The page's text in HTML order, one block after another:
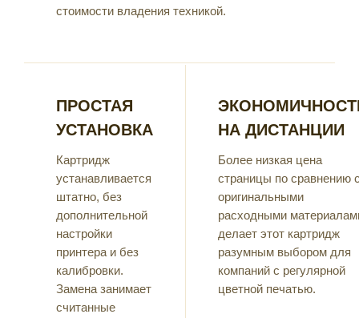
стоимости владения техникой.
ПРОСТАЯ
УСТАНОВКА
Картридж
устанавливается
штатно, без
дополнительной
настройки
принтера и без
калибровки.
Замена занимает
считанные
НА ДИСТАНЦИИ
Более низкая цена
страницы по сравнению
оригинальными
расходными
делает этот картридж
разумным выбором для
компаний с регулярной
цветной печатью.